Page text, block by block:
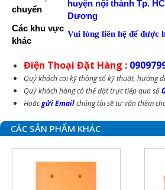
chuyển
huyện nội thành Tp.
Dương
Các khu vực
khác
Vui lòng liên hệ để được
Điện Thoại Đặt Hàng :
Quý khách coi kỹ thông số kỹ thuật, hướng
Quý khách hàng có thể đặt trực tiếp qua số
Hoặcgửi Emailchúng tôi sẽ tư vấn thêm
CÁC SẢN PHẨM KHÁC